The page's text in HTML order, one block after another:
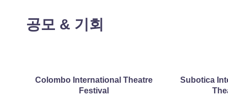
공모 & 기회
Colombo International Theatre
Festival
Subotica